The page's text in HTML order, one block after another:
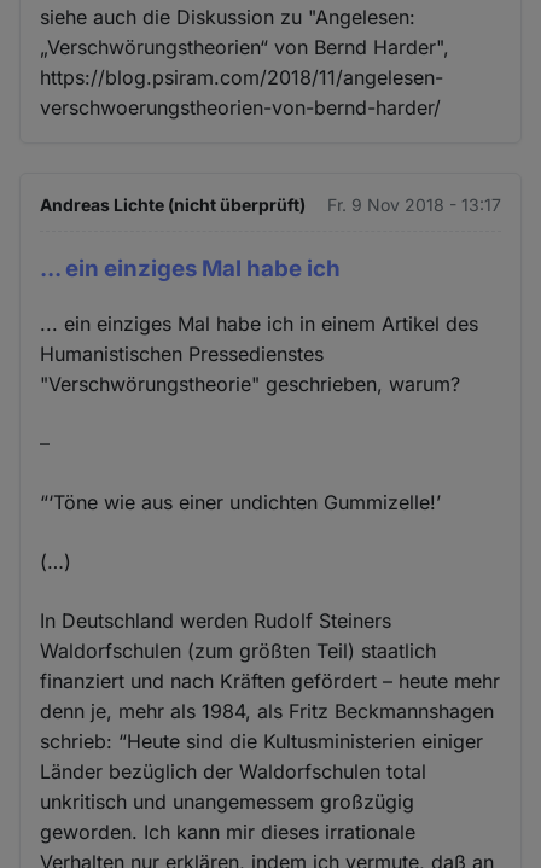
siehe auch die Diskussion zu "Angelesen:
„Verschwörungstheorien“ von Bernd Harder",
https://blog.psiram.com/2018/11/angelesen-
verschwoerungstheorien-von-bernd-harder/
Andreas Lichte (nicht überprüft) Fr. 9 Nov 2018 - 13:17
... ein einziges Mal habe ich
... ein einziges Mal habe ich in einem Artikel des
Humanistischen Pressedienstes
"Verschwörungstheorie" geschrieben, warum?
–
“‘Töne wie aus einer undichten Gummizelle!’
(…)
In Deutschland werden Rudolf Steiners
Waldorfschulen (zum größten Teil) staatlich
finanziert und nach Kräften gefördert – heute mehr
denn je, mehr als 1984, als Fritz Beckmannshagen
schrieb: “Heute sind die Kultusministerien einiger
Länder bezüglich der Waldorfschulen total
unkritisch und unangemessem großzügig
geworden. Ich kann mir dieses irrationale
Verhalten nur erklären, indem ich vermute, daß an